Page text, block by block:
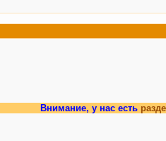
Внимание, у нас естьраздел форума